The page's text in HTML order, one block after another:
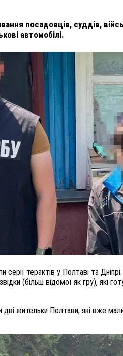
посадовців, суддів,
автомобілі.
серії терактів у Полтаві та
(більш відомої як гру), які
жительки Полтави, які вже
ВІЙНІ,
У ПОЛТАВІ
ЛІЩИНСЬКИМ
25 листопада 2025